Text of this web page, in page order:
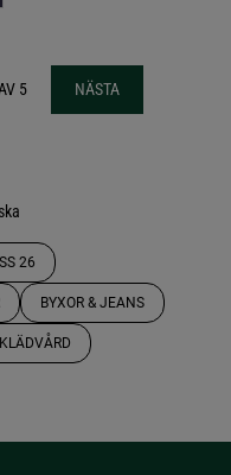
5 NÄSTA
SS 26
BYXOR & JEANS
KLÄDVÅRD